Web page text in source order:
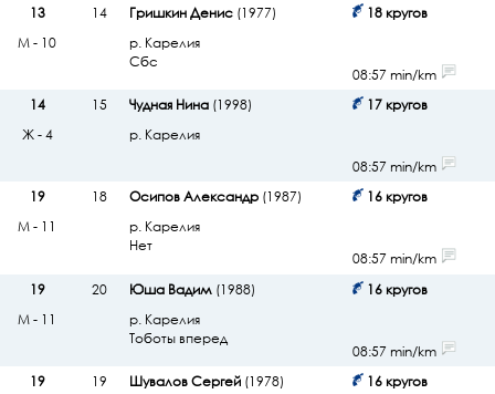
13
14 Гришкин Денис(1977)
р. Карелия
Сбс
18 кругов
М - 10
08:57 min/km
14
15 Чудная Нина(1998)
р. Карелия
17 кругов
Ж - 4
08:57 min/km
19
18 Осипов Александр(1987)
р. Карелия
Нет
16 кругов
М - 11
08:57 min/km
19
20 Юша Вадим(1988)
р. Карелия
Тоботы вперед
16 кругов
М - 11
08:57 min/km
19
19 Шувалов Сергей(1978)
16 кругов